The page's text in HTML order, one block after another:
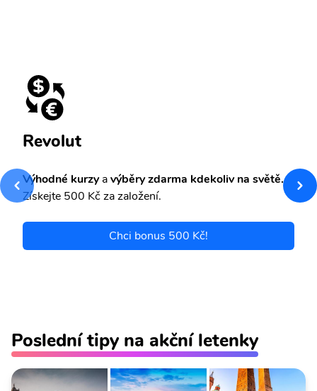
Revolut
Výhodné kurzyavýběry zdarma kdekoliv na světě.
Získejte 500 Kč za založení.
Chci bonus 500 Kč!
Poslední tipy na akční letenky